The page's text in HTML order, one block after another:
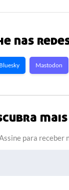
nas
Bluesky Mastodon
para receber